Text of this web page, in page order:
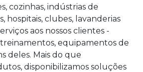
cozinhas, indústrias de
hospitais, clubes, lavanderias
aos nossos clientes -
treinamentos, equipamentos de
deles. Mais do que
disponibilizamos soluções